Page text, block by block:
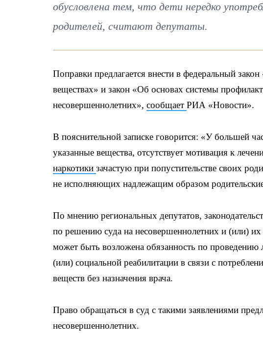
обусловлена тем, что дети нередко
родителей, считают депутаты.
Поправки предлагается внести в федеральный
веществах» и закон «Об основах системы
несовершеннолетних», сообщает РИА «Новости».
В пояснительной записке говорится: «У большей
указанные вещества, отсутствует мотивация к
наркотики зачастую при попустительстве своих
не исполняющих надлежащим образом
По мнению региональных депутатов,
по решению суда на несовершеннолетних и (или)
может быть возложена обязанность по
(или) социальной реабилитации в связи с
веществ без назначения врача.
Право обращаться в суд с такими заявлениями
несовершеннолетних.